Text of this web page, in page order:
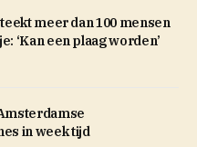
meer dan 100 mensen
‘Kan een plaag worden’
in week tijd